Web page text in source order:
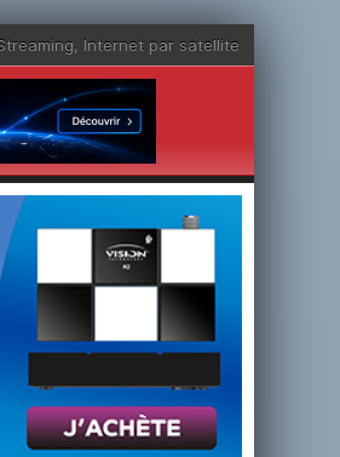
, Internet par satellite